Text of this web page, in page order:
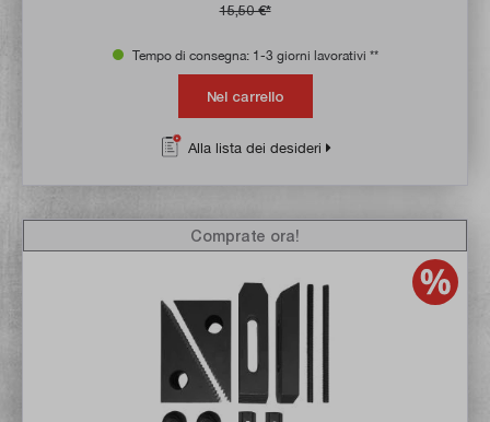
15,50 €*
Tempo di consegna: 1-3 giorni lavorativi **
Nel carrello
Alla lista dei desideri
Comprate ora!